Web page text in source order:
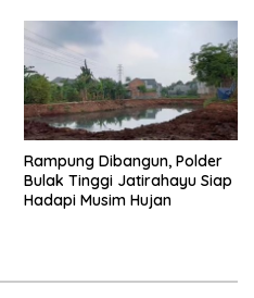
Rampung Dibangun, Polder
Bulak Tinggi Jatirahayu Siap
Hadapi Musim Hujan